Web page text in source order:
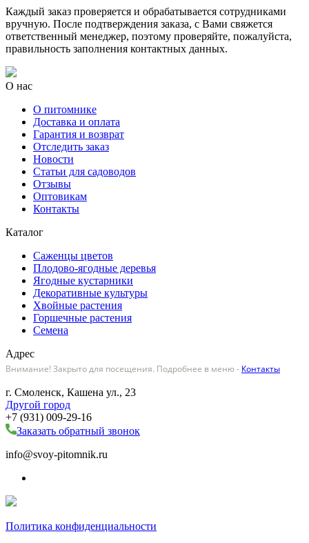
Каждый заказ проверяется и обрабатывается сотрудниками
вручную. После подтверждения заказа, с Вами свяжется
ответственный менеджер, поэтому проверяйте, пожалуйста,
правильность заполнения контактных данных.
О нас
О питомнике
Доставка и оплата
Гарантия и возврат
Отследить заказ
Новости
Статьи для садоводов
Отзывы
Оптовикам
Контакты
Каталог
Саженцы цветов
Плодово-ягодные деревья
Ягодные кустарники
Декоративные культуры
Хвойные растения
Горшечные растения
Семена
Адрес
Внимание! Закрыто для посещения. Подробнее в меню - Контакты
г. Смоленск, Кашена ул., 23
Другой город
+7 (931) 009-29-16
Заказать обратный звонок
info@svoy-pitomnik.ru
Политика конфиденциальности